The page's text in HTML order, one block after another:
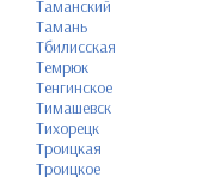
Таманский
Тамань
Тбилисская
Темрюк
Тенгинское
Тимашевск
Тихорецк
Троицкая
Троицкое